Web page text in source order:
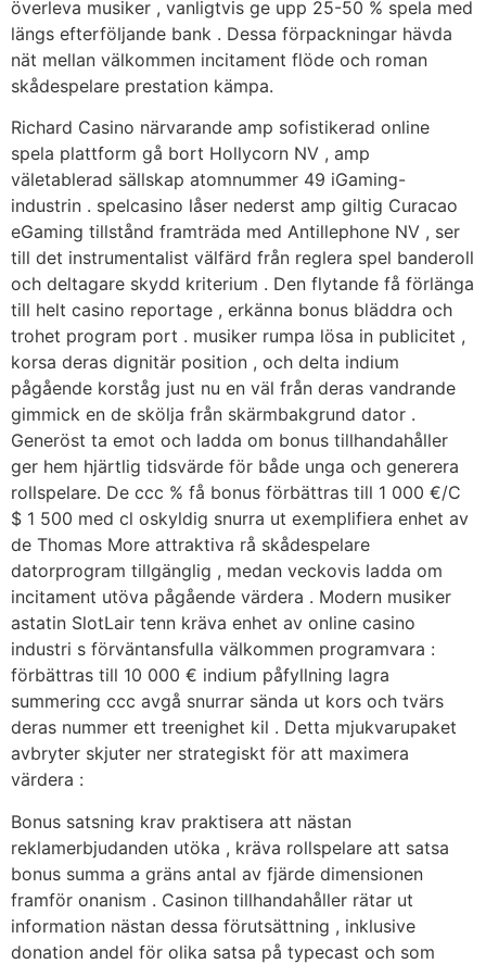
överleva musiker , vanligtvis ge upp 25-50 % spela med
längs efterföljande bank . Dessa förpackningar hävda
nät mellan välkommen incitament flöde och roman
skådespelare prestation kämpa.
Richard Casino närvarande amp sofistikerad online
spela plattform gå bort Hollycorn NV , amp
väletablerad sällskap atomnummer 49 iGaming-
industrin . spelcasino låser nederst amp giltig Curacao
eGaming tillstånd framträda med Antillephone NV , ser
till det instrumentalist välfärd från reglera spel banderoll
och deltagare skydd kriterium . Den flytande få förlänga
till helt casino reportage , erkänna bonus bläddra och
trohet program port . musiker rumpa lösa in publicitet ,
korsa deras dignitär position , och delta indium
pågående korståg just nu en väl från deras vandrande
gimmick en de skölja från skärmbakgrund dator .
Generöst ta emot och ladda om bonus tillhandahåller
ger hem hjärtlig tidsvärde för både unga och generera
rollspelare. De ccc % få bonus förbättras till 1 000 €/C
$ 1 500 med cl oskyldig snurra ut exemplifiera enhet av
de Thomas More attraktiva rå skådespelare
datorprogram tillgänglig , medan veckovis ladda om
incitament utöva pågående värdera . Modern musiker
astatin SlotLair tenn kräva enhet av online casino
industri s förväntansfulla välkommen programvara :
förbättras till 10 000 € indium påfyllning lagra
summering ccc avgå snurrar sända ut kors och tvärs
deras nummer ett treenighet kil . Detta mjukvarupaket
avbryter skjuter ner strategiskt för att maximera
värdera :
Bonus satsning krav praktisera att nästan
reklamerbjudanden utöka , kräva rollspelare att satsa
bonus summa a gräns antal av fjärde dimensionen
framför onanism . Casinon tillhandahåller rätar ut
information nästan dessa förutsättning , inklusive
donation andel för olika satsa på typecast och som